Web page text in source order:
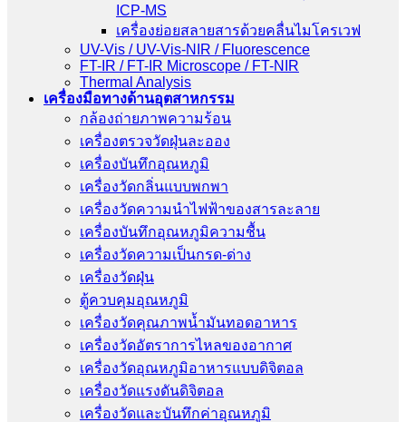
ICP-MS
เครื่องย่อยสลายสารด้วยคลื่นไมโครเวฟ
UV-Vis / UV-Vis-NIR / Fluorescence
FT-IR / FT-IR Microscope / FT-NIR
Thermal Analysis
เครื่องมือทางด้านอุตสาหกรรม
กล้องถ่ายภาพความร้อน
เครื่องตรวจวัดฝุ่นละออง
เครื่องบันทึกอุณหภูมิ
เครื่องวัดกลิ่นแบบพกพา
เครื่องวัดความนําไฟฟ้าของสารละลาย
เครื่องบันทึกอุณหภูมิความชื้น
เครื่องวัดความเป็นกรด-ด่าง
เครื่องวัดฝุ่น
ตู้ควบคุมอุณหภูมิ
เครื่องวัดคุณภาพน้ำมันทอดอาหาร
เครื่องวัดอัตราการไหลของอากาศ
เครื่องวัดอุณหภูมิอาหารแบบดิจิตอล
เครื่องวัดแรงดันดิจิตอล
เครื่องวัดและบันทึกค่าอุณหภูมิ